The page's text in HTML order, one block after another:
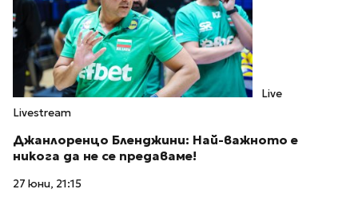
Live
Livestream
Джанлоренцо Бленджини: Най-важното е
никога да не се предаваме!
27 юни, 21:15